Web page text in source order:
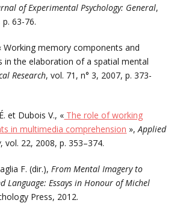
of Experimental Psychology: General,
63-76.
Working memory components and
in the elaboration of a spatial mental
Research, vol. 71, n° 3, 2007, p. 373-
et Dubois V., « The role of working
in multimedia comprehension »,Applied
, vol. 22, 2008, p. 353–374.
F. (dir.), From Mental Imagery to
Language: Essays in Honour of Michel
Press, 2012.